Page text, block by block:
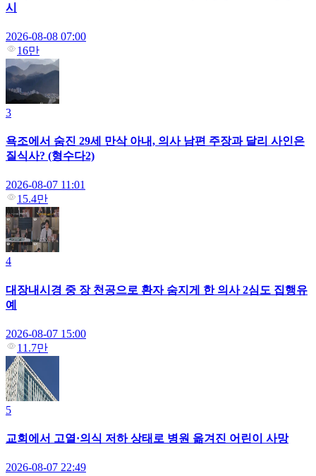
시
2026-08-08 07:00
16만
3
욕조에서 숨진 29세 만삭 아내, 의사 남편 주장과 달리 사인은
질식사? (형수다2)
2026-08-07 11:01
15.4만
4
대장내시경 중 장 천공으로 환자 숨지게 한 의사 2심도 집행유
예
2026-08-07 15:00
11.7만
5
교회에서 고열·의식 저하 상태로 병원 옮겨진 어린이 사망
2026-08-07 22:49